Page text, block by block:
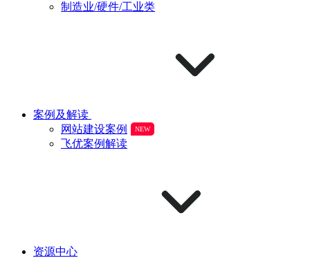
制造业/硬件/工业类
案例及解读
网站建设案例
NEW
飞优案例解读
资源中心